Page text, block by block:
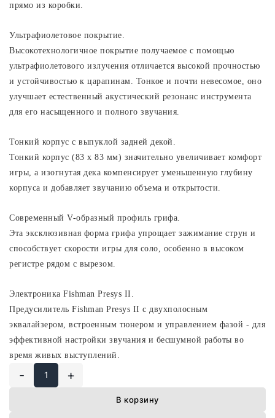
прямо из коробки.
Ультрафиолетовое покрытие.
Высокотехнологичное покрытие получаемое с помощью
ультрафиолетового излучения отличается высокой прочностью
и устойчивостью к царапинам. Тонкое и почти невесомое, оно
улучшает естественный акустический резонанс инструмента
для его насыщенного и полного звучания.
Тонкий корпус с выпуклой задней декой.
Тонкий корпус (83 х 83 мм) значительно увеличивает комфорт
игры, а изогнутая дека компенсирует уменьшенную глубину
корпуса и добавляет звучанию объема и открытости.
Современный V-образный профиль грифа.
Эта эксклюзивная форма грифа упрощает зажимание струн и
способствует скорости игры для соло, особенно в высоком
регистре рядом с вырезом.
Электроника Fishman Presys II.
Предусилитель Fishman Presys II с двухполосным
эквалайзером, встроенным тюнером и управлением фазой - для
эффективной настройки звучания и бесшумной работы во
время живых выступлений.
- +
В корзину